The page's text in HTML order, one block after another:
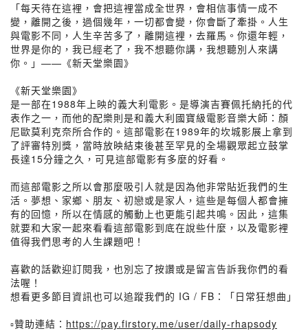
「每天待在這裡，會把這裡當成全世界，會相信事情一成不
變，離開之後，過個幾年，一切都會變，你會斷了牽掛。人生
與電影不同，人生辛苦多了，離開這裡，去羅馬。你還年輕，
世界是你的，我已經老了，我不想聽你講，我想聽別人來講
你。」——《新天堂樂園》
《新天堂樂園》
是一部在1988年上映的義大利電影。是導演吉賽佩托納托的代
表作之一，而他的配樂則是和義大利國寶級電影音樂大師：顏
尼歐莫利克奈所合作的。這部電影在1989年的坎城影展上拿到
了評審特別獎，當時放映結束後甚至罕見的全場觀眾起立鼓掌
長達15分鐘之久，可見這部電影有多麼的好看。
而這部電影之所以會那麼吸引人就是因為他非常貼近我們的生
活。夢想、家鄉、朋友、初戀或是家人，這些是每個人都會擁
有的回憶，所以在情感的觸動上也更能引起共鳴。因此，這集
就要和大家一起來看看這部電影到底在說些什麼，以及電影裡
值得我們思考的人生課題吧！
喜歡的話歡迎訂閱我，也別忘了按讚或是留言告訴我你們的看
法喔！
想看更多節目資訊也可以追蹤我們的 IG / FB：「日常狂想曲」
▫️贊助連結： https://pay.firstory.me/user/daily-rhapsody